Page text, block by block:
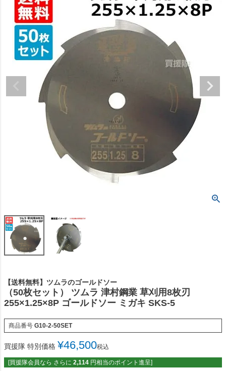
【送料無料】ツムラのゴールドソー
（50枚セット） ツムラ 津村鋼業 草刈用8枚刃
255×1.25×8P ゴールドソー ミガキ SKS-5
商品番号 G10-2-50SET
買援隊 特別価格 ¥46,500税込
[買援隊会員なら さらに 2,114 円相当のポイント進呈]